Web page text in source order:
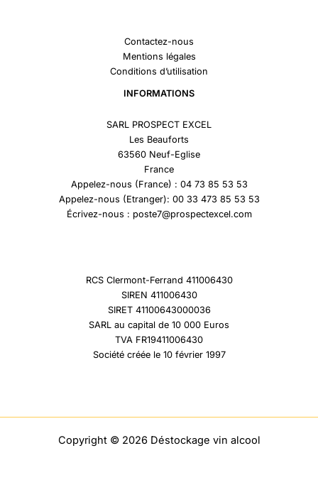
Contactez-nous
Mentions légales
Conditions d’utilisation
INFORMATIONS
SARL PROSPECT EXCEL
Les Beauforts
63560 Neuf-Eglise
France
Appelez-nous (France) : 04 73 85 53 53
Appelez-nous (Etranger): 00 33 473 85 53 53
Écrivez-nous : poste7@prospectexcel.com
RCS Clermont-Ferrand 411006430
SIREN 411006430
SIRET 41100643000036
SARL au capital de 10 000 Euros
TVA FR19411006430
Société créée le 10 février 1997
Copyright © 2026 Déstockage vin alcool